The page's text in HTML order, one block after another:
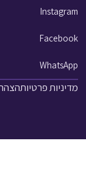
Instagram
Facebook
WhatsApp
מדיניות פרטיות